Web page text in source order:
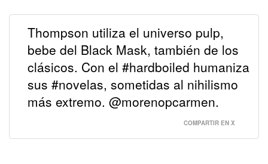
Thompson utiliza el universo pulp,
bebe del Black Mask, también de los
clásicos. Con el #hardboiled humaniza
sus #novelas, sometidas al nihilismo
más extremo. @morenopcarmen.
COMPARTIR EN X